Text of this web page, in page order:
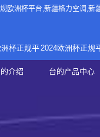
欧洲杯平台,新疆格力空调,新
杯正规平
介绍
正规欧洲
2024欧洲杯正规
台的产品中心
家庭中央空调
家用空调